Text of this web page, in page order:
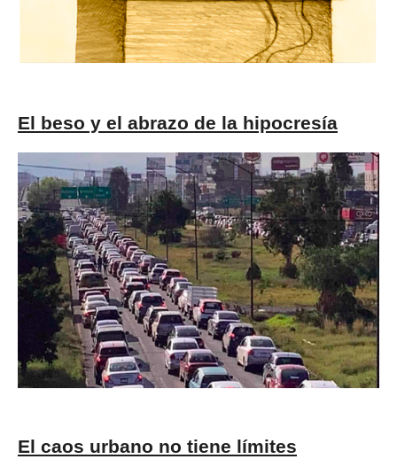
El beso y el abrazo de la hipocresía
El caos urbano no tiene límites